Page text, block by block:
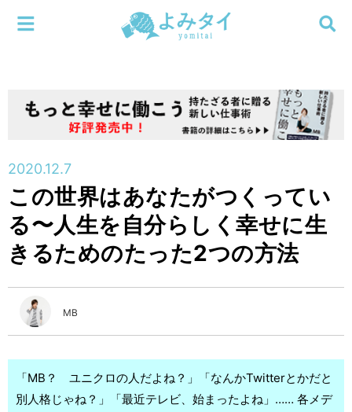
新着
新刊
特集
編集部
メニューを閉じる
2020.12.7
この世界はあなたがつくってい
る〜人生を自分らしく幸せに生
きるためのたった2つの方法
MB
「MB？ ユニクロの人だよね？」「なんかTwitterとかだと
別人格じゃね？」「最近テレビ、始まったよね」…… 各メデ